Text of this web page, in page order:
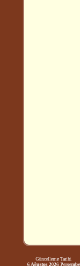
Güncelleme Tarihi
6 Ağustos 2026 Perşembe